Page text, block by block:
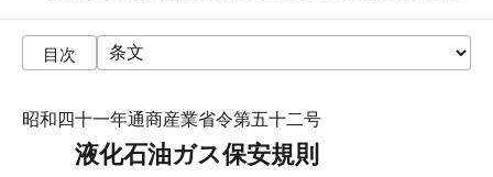
目次
昭和四十一年通商産業省令第五十二号
液化石油ガス保安規則